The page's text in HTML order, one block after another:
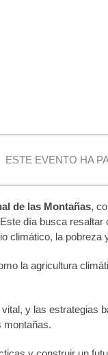
ESTE EVENTO HA
de las Montañas,
día busca resaltar
climático, la pobreza
la agricultura
y las
montañas.